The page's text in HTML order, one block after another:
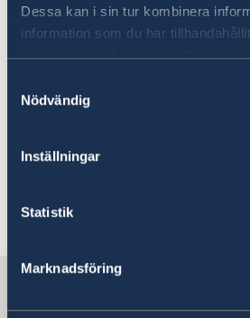
Dessa kan i sin tur kombinera
information som du har
samlat in när du har använt deras
Nödvändig
Inställningar
Statistik
Marknadsföring
om du bär ryggsäck bör
magen när du reser med
eller i folksamlingar.
Man ska vara särskilt
t.ex. kollektivtrafiken,
och restauranger.
Senast uppdaterad 17 juli 2026,
Sverige i Italien